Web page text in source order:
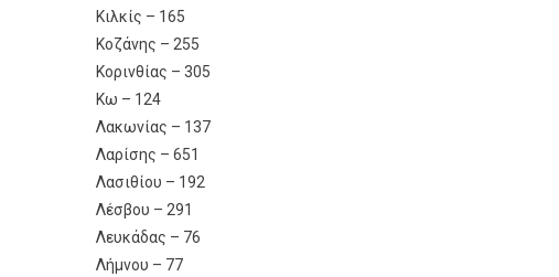
Κιλκίς – 165
Κοζάνης – 255
Κορινθίας – 305
Κω – 124
Λακωνίας – 137
Λαρίσης – 651
Λασιθίου – 192
Λέσβου – 291
Λευκάδας – 76
Λήμνου – 77